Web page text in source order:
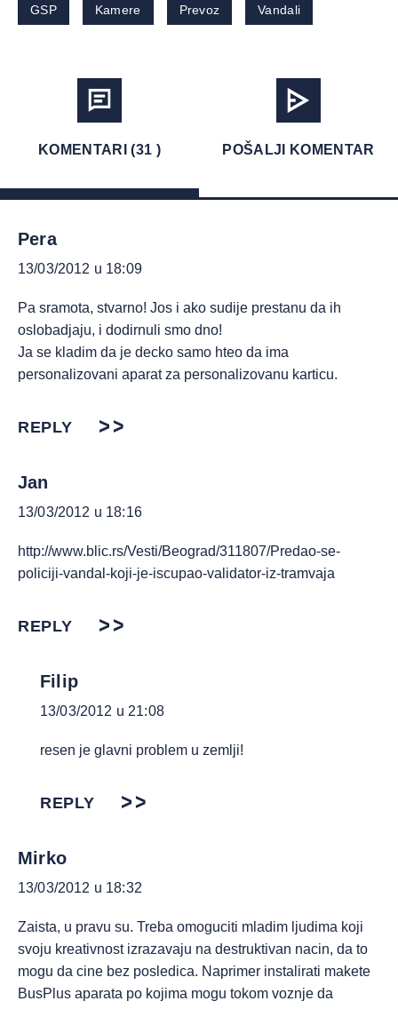
GSP Kamere Prevoz Vandali
KOMENTARI (31 ) POŠALJI KOMENTAR
Pera
13/03/2012 u 18:09
Pa sramota, stvarno! Jos i ako sudije prestanu da ih
oslobadjaju, i dodirnuli smo dno!
Ja se kladim da je decko samo hteo da ima
personalizovani aparat za personalizovanu karticu.
REPLY
Jan
13/03/2012 u 18:16
http://www.blic.rs/Vesti/Beograd/311807/Predao-se-
policiji-vandal-koji-je-iscupao-validator-iz-tramvaja
REPLY
Filip
13/03/2012 u 21:08
resen je glavni problem u zemlji!
REPLY
Mirko
13/03/2012 u 18:32
Zaista, u pravu su. Treba omoguciti mladim ljudima koji
svoju kreativnost izrazavaju na destruktivan nacin, da to
mogu da cine bez posledica. Naprimer instalirati makete
BusPlus aparata po kojima mogu tokom voznje da